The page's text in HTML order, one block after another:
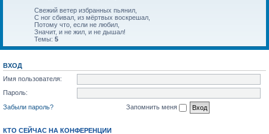
Свежий ветер избранных пьянил,
С ног сбивал, из мёртвых воскрешал,
Потому что, если не любил,
Значит, и не жил, и не дышал!
Темы: 5
ВХОД
Имя пользователя:
Пароль:
Забыли пароль?
Запомнить меня
КТО СЕЙЧАС НА КОНФЕРЕНЦИИ